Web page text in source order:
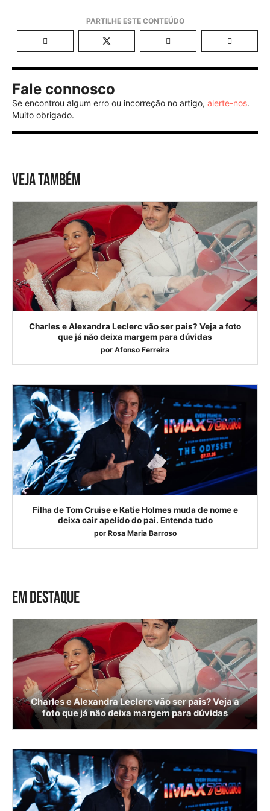
Fale connosco
Se encontrou algum erro ou incorreção no artigo, alerte-nos.
Muito obrigado.
VEJA TAMBÉM
Charles e Alexandra Leclerc vão ser pais? Veja a foto
que já não deixa margem para dúvidas
por Afonso Ferreira
Filha de Tom Cruise e Katie Holmes muda de nome e
deixa cair apelido do pai. Entenda tudo
por Rosa Maria Barroso
EM DESTAQUE
Charles e Alexandra Leclerc vão ser pais? Veja a
foto que já não deixa margem para dúvidas